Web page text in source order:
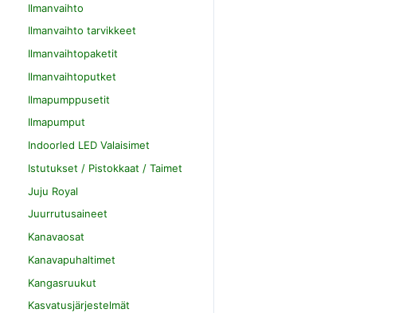
Ilmanvaihto
Ilmanvaihto tarvikkeet
Ilmanvaihtopaketit
Ilmanvaihtoputket
Ilmapumppusetit
Ilmapumput
Indoorled LED Valaisimet
Istutukset / Pistokkaat / Taimet
Juju Royal
Juurrutusaineet
Kanavaosat
Kanavapuhaltimet
Kangasruukut
Kasvatusjärjestelmät